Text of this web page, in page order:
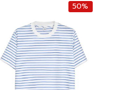
50%